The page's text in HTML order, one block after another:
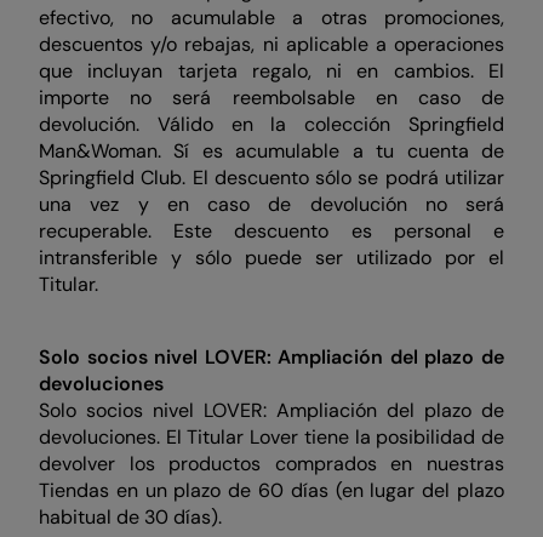
efectivo, no acumulable a otras promociones,
descuentos y/o rebajas, ni aplicable a operaciones
que incluyan tarjeta regalo, ni en cambios. El
importe no será reembolsable en caso de
devolución. Válido en la colección Springfield
Man&Woman. Sí es acumulable a tu cuenta de
Springfield Club. El descuento sólo se podrá utilizar
una vez y en caso de devolución no será
recuperable. Este descuento es personal e
intransferible y sólo puede ser utilizado por el
Titular.
Solo socios nivel LOVER: Ampliación del plazo de
devoluciones
Solo socios nivel LOVER: Ampliación del plazo de
devoluciones. El Titular Lover tiene la posibilidad de
devolver los productos comprados en nuestras
Tiendas en un plazo de 60 días (en lugar del plazo
habitual de 30 días).